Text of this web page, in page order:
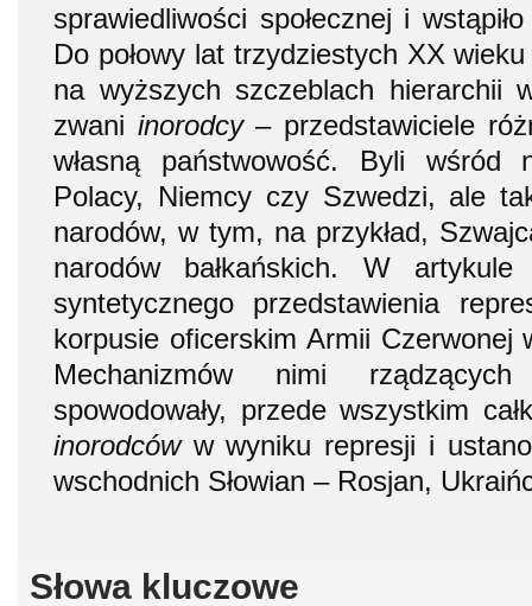
sprawiedliwości społecznej i
Do połowy lat trzydziestych XX
na wyższych szczeblach hierarchii
zwani inorodcy– przedstawiciele
własną państwowość. Byli
Polacy, Niemcy czy Szwedzi, ale
narodów, w tym, na przykład,
narodów bałkańskich. W
syntetycznego przedstawienia
korpusie oficerskim Armii Czerwonej
Mechanizmów nimi
spowodowały, przede wszystkim
inorodców w wyniku represji i
wschodnich Słowian – Rosjan,
Słowa kluczowe